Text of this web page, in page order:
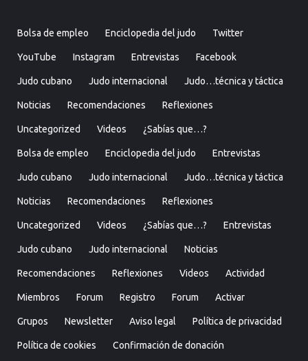
Bolsa de empleo Enciclopedia del judo Twitter
YouTube Instagram Entrevistas Facebook
Judo cubano Judo internacional Judo…técnica y táctica
Noticias Recomendaciones Reflexiones
Uncategorized Videos ¿Sabías que…?
Bolsa de empleo Enciclopedia del judo Entrevistas
Judo cubano Judo internacional Judo…técnica y táctica
Noticias Recomendaciones Reflexiones
Uncategorized Videos ¿Sabías que…? Entrevistas
Judo cubano Judo internacional Noticias
Recomendaciones Reflexiones Videos Actividad
Miembros Forum Registro Forum Activar
Grupos Newsletter Aviso legal Política de privacidad
Política de cookies Confirmación de donación